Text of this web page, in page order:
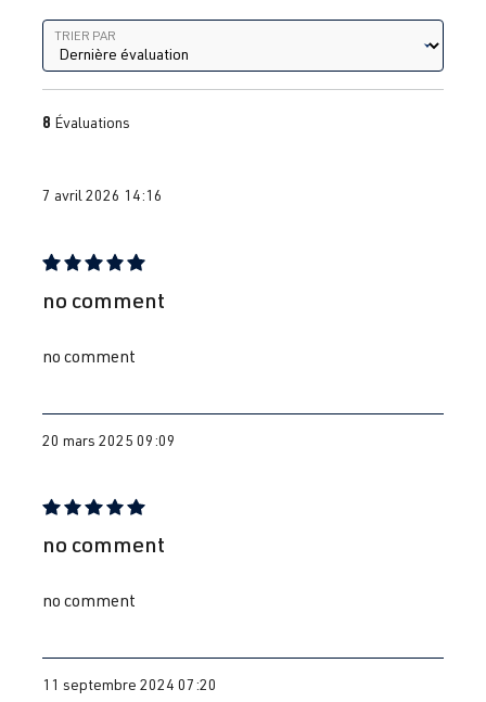
Trier par
TRIER PAR
8 Évaluations
7 avril 2026 14:16
Évaluation avec une note de 5 sur 5 étoiles
no comment
no comment
20 mars 2025 09:09
Évaluation avec une note de 5 sur 5 étoiles
no comment
no comment
11 septembre 2024 07:20